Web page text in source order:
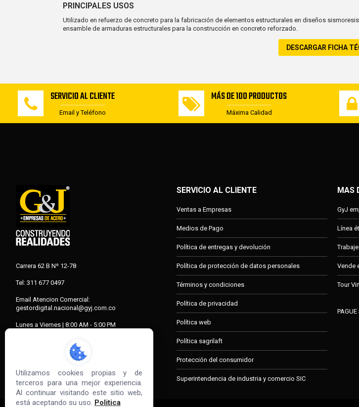
Utilizamos cookies propias y de
terceros para una mejor experiencia.
Al continuar visitando este sitio web,
está aceptando su uso. Politica
PRINCIPALES USOS
Utilizado en refuerzo de concreto para la fabricación de elementos estructurales en diseños
ensamble de armaduras estructurales para la construcción en concreto reforzado.
DESCARGAR FICHA
SERVICIO AL CLIENTE
Email y Teléfono
MÁS DE 100 PRODUCTOS
Máxima Calidad
Carrera 62 B Nº 12-78
Tel: 311 677 0497
Email Atencion Comercial:
gestordigital.nacional@gyj.com.co
Lunes a Viernes | 8:00 AM - 5:00 PM
SERVICIO AL CLIENTE
Ventas a Empresas
Medios de Pago
Política de entregas y devolución
Política de protección de datos personales
Términos y condiciones
Política de privacidad
Política web
Política sagrilaft
Protección del consumidor
Superintendencia de industria y comercio SIC
MAS
GyJ
Línea
Vende
Tour
PAGUE